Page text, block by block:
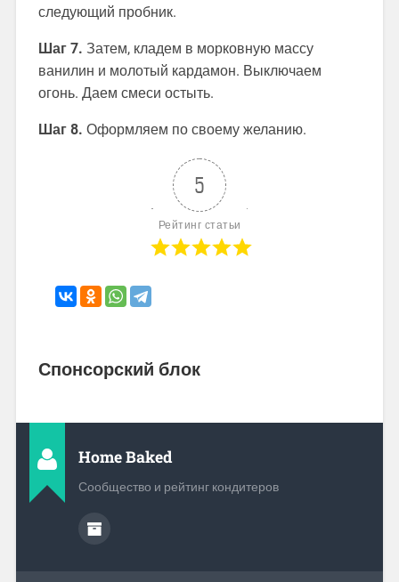
следующий пробник.
Шаг 7. Затем, кладем в морковную массу
ванилин и молотый кардамон. Выключаем
огонь. Даем смеси остыть.
Шаг 8. Оформляем по своему желанию.
5
Рейтинг статьи
Спонсорский блок
Home Baked
Сообщество и рейтинг кондитеров